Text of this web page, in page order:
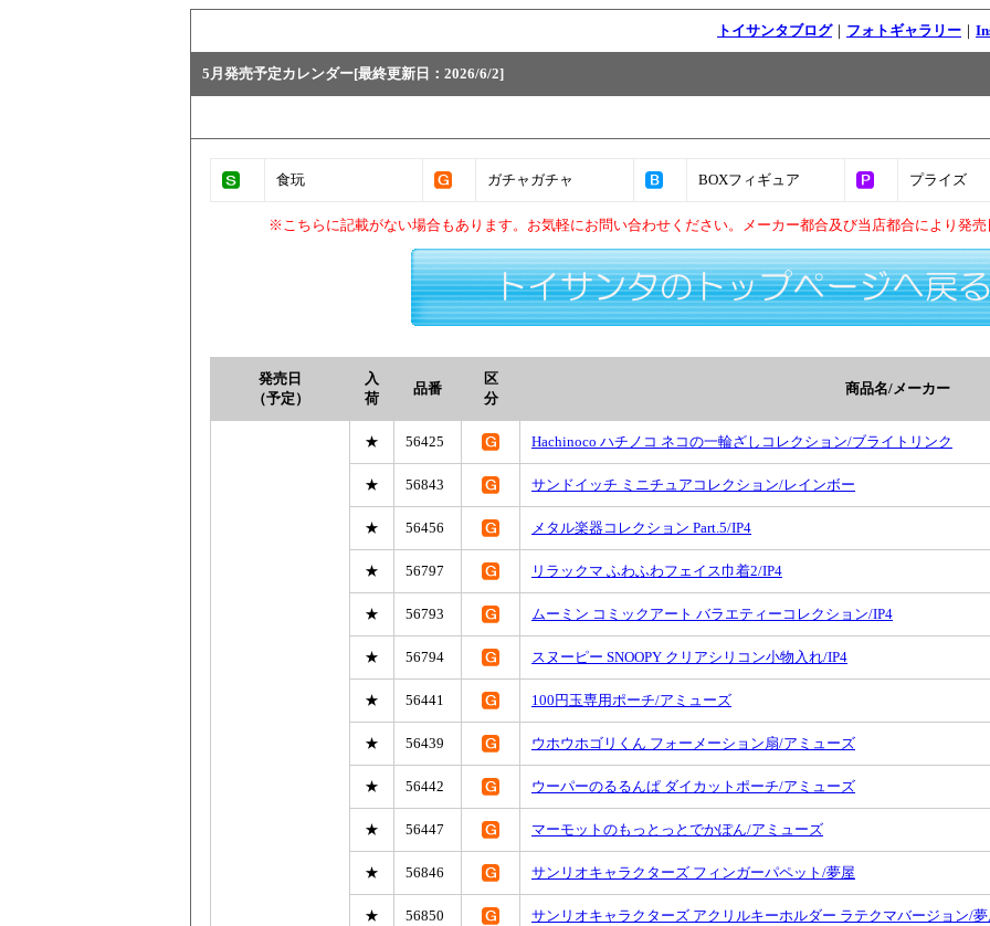
トイサンタブログ｜ フォトギャラリー ｜
5月発売予定カレンダー[最終更新日：2026/6/2]
食玩 ガチャガチャ BOXフィギュア プライズ
※こちらに記載がない場合もあります。お気軽にお問い合わせください。メーカー都合及び当店都合により発
発売日
（予定）
入
荷
品番
区
分
商品名/メーカー
★ 56425 Hachinoco ハチノコ ネコの一輪ざしコレクション/ブライトリンク
★ 56843 サンドイッチ ミニチュアコレクション/レインボー
★ 56456 メタル楽器コレクション Part.5/IP4
★ 56797 リラックマ ふわふわフェイス巾着2/IP4
★ 56793 ムーミン コミックアート バラエティーコレクション/IP4
★ 56794 スヌーピー SNOOPY クリアシリコン小物入れ/IP4
★ 56441 100円玉専用ポーチ/アミューズ
★ 56439 ウホウホゴリくん フォーメーション扇/アミューズ
★ 56442 ウーパーのるるんぱ ダイカットポーチ/アミューズ
★ 56447 マーモットのもっとっとでかぽん/アミューズ
★ 56846 サンリオキャラクターズ フィンガーパペット/夢屋
★ 56850 サンリオキャラクターズ アクリルキーホルダー ラテクマバージョン/